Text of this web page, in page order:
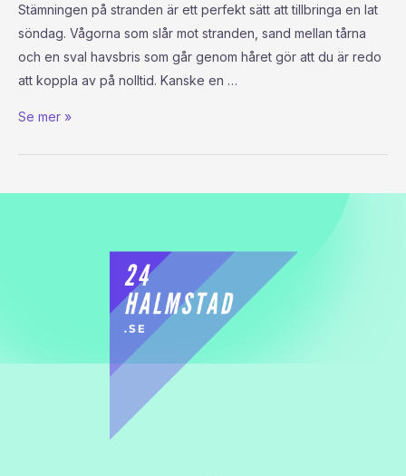
Stämningen på stranden är ett perfekt sätt att tillbringa en lat
söndag. Vågorna som slår mot stranden, sand mellan tårna
och en sval havsbris som går genom håret gör att du är redo
att koppla av på nolltid. Kanske en …
Se mer »